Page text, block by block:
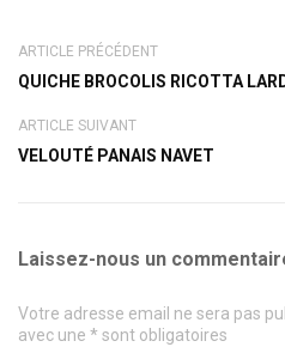
ARTICLE PRÉCÉDENT
QUICHE BROCOLIS RICOTTA
ARTICLE SUIVANT
VELOUTÉ PANAIS NAVET
Laissez-nous un
Votre adresse email ne sera pas
avec une * sont obligatoires